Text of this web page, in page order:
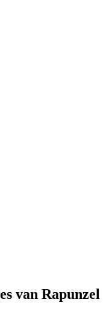
van Rapunzel